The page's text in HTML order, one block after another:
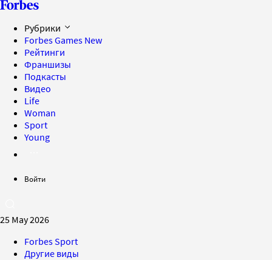
Рубрики
Forbes Games New
Рейтинги
Франшизы
Подкасты
Видео
Life
Woman
Sport
Young
Войти
25 May 2026
Forbes Sport
Другие виды